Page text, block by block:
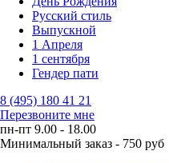
Русский стиль
Выпускной
1 Апреля
1 сентября
Гендер пати
8 (495) 180 41 21
Перезвоните мне
пн-пт 9.00 - 18.00
Минимальный заказ - 750 руб